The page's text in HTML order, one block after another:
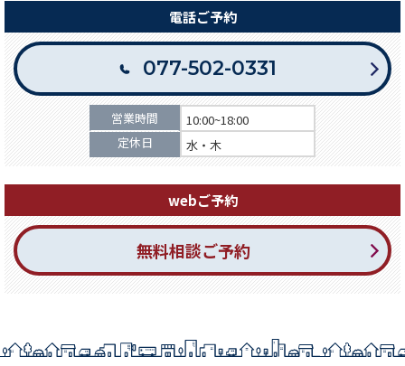
電話ご予約
077-502-0331
営業時間
10:00~18:00
定休日
水・木
webご予約
無料相談ご予約